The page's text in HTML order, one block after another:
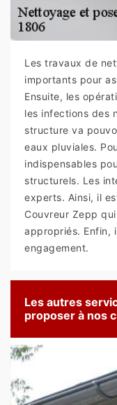
Les travaux de
importants pour
Ensuite, les
les infections des
structure va
eaux pluviales.
indispensables
structurels. Les
experts. Ainsi, il
Couvreur Zepp
appropriés. Enfin,
engagement.
Les autres
proposer à nos